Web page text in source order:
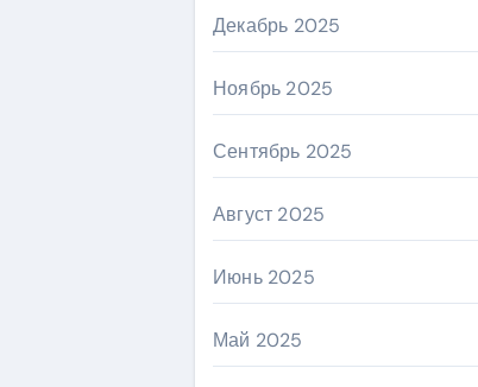
Декабрь 2025
Ноябрь 2025
Сентябрь 2025
Август 2025
Июнь 2025
Май 2025